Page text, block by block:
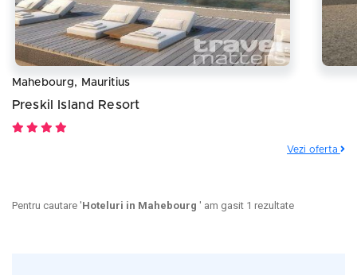
Mahebourg, Mauritius
Preskil Island Resort
Vezi oferta
Pentru cautare 'Hoteluri in Mahebourg ' am gasit 1 rezultate